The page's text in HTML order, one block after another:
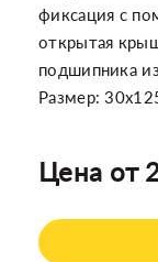
фиксация с
открытая
подшипника
Размер:
Цена от